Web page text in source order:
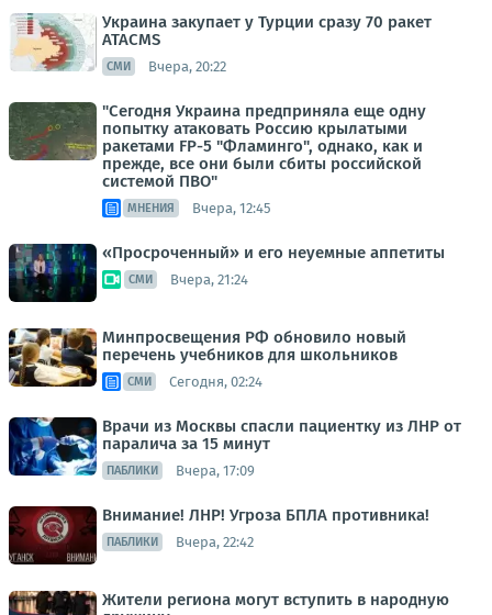
Украина закупает у Турции сразу 70 ракет
ATACMS
СМИ Вчера, 20:22
"Сегодня Украина предприняла еще одну
попытку атаковать Россию крылатыми
ракетами FP-5 "Фламинго", однако, как и
прежде, все они были сбиты российской
системой ПВО"
МНЕНИЯ Вчера, 12:45
«Просроченный» и его неуемные аппетиты
СМИ Вчера, 21:24
Минпросвещения РФ обновило новый
перечень учебников для школьников
СМИ Сегодня, 02:24
Врачи из Москвы спасли пациентку из ЛНР от
паралича за 15 минут
ПАБЛИКИ Вчера, 17:09
Внимание! ЛНР! Угроза БПЛА противника!
ПАБЛИКИ Вчера, 22:42
Жители региона могут вступить в народную